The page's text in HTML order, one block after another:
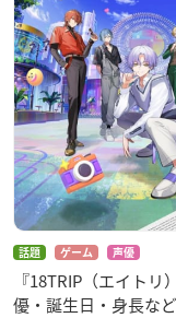
話題 ゲーム 声優
『18TRIP（エイト
優・誕生日・身長な